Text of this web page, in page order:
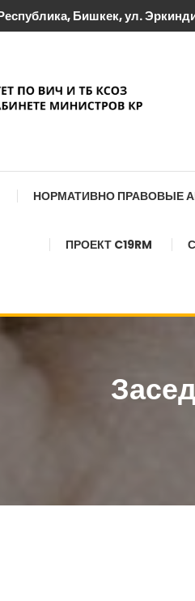
Бишкек, ул.
НОРМАТИВНО ПРАВОВЫЕ
ПРОЕКТ C19RM